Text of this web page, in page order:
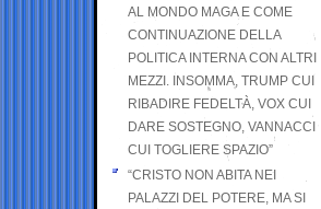
AL MONDO MAGA E COME
CONTINUAZIONE DELLA
POLITICA INTERNA CON ALTRI
MEZZI. INSOMMA, TRUMP CUI
RIBADIRE FEDELTÀ, VOX CUI
DARE SOSTEGNO, VANNACCI
CUI TOGLIERE SPAZIO”
“CRISTO NON ABITA NEI
PALAZZI DEL POTERE, MA SI